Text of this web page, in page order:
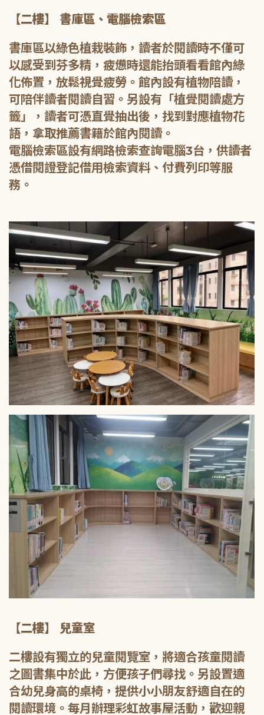
【二樓】 書庫區、電腦檢索區
書庫區以綠色植栽裝飾，讀者於閱讀時不僅可
以感受到芬多精，疲憊時還能抬頭看看館內綠
化佈置，放鬆視覺疲勞。館內設有植物陪讀，
可陪伴讀者閱讀自習。另設有「植覺閱讀處方
籤」，讀者可憑直覺抽出後，找到對應植物花
語，拿取推薦書籍於館內閱讀。
電腦檢索區設有網路檢索查詢電腦3台，供讀者
憑借閱證登記借用檢索資料、付費列印等服
務。
【二樓】 兒童室
二樓設有獨立的兒童閱覽室，將適合孩童閱讀
之圖書集中於此，方便孩子們尋找。另設置適
合幼兒身高的桌椅，提供小小朋友舒適自在的
閱讀環境。每月辦理彩虹故事屋活動，歡迎親